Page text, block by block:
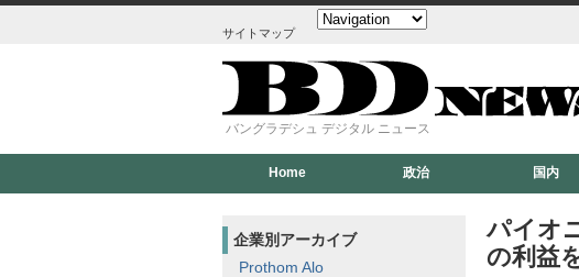
サイトマップ
バングラデシュ デジタル ニュース
Home 政治 国内
企業別アーカイブ
Prothom Alo
パイオ
の利益